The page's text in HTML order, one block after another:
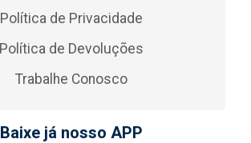
Política de Privacidade
Política de Devoluções
Trabalhe Conosco
Baixe já nosso APP